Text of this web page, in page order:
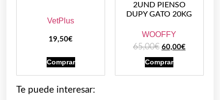
VetPlus
19,50€
Comprar
2UND PIENSO
DUPY GATO 20KG
WOOFFY
65,00€ 60,00€
Comprar
Te puede interesar: